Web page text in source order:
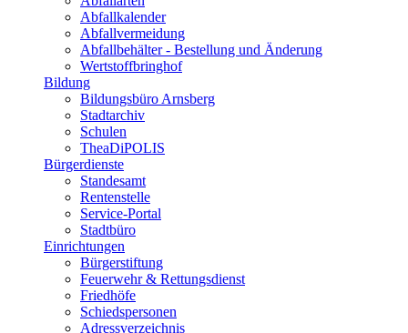
Abfallkalender
Abfallvermeidung
Abfallbehälter - Bestellung und Änderung
Wertstoffbringhof
Bildung
Bildungsbüro Arnsberg
Stadtarchiv
Schulen
TheaDiPOLIS
Bürgerdienste
Standesamt
Rentenstelle
Service-Portal
Stadtbüro
Einrichtungen
Bürgerstiftung
Feuerwehr & Rettungsdienst
Friedhöfe
Schiedspersonen
Adressverzeichnis